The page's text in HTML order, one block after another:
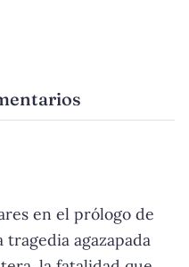
en el prólogo de
tragedia agazapada